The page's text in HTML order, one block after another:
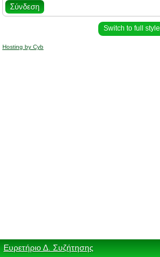
Switch to full style
Hosting by Cyb
Ευρετήριο Δ. Συζήτησης